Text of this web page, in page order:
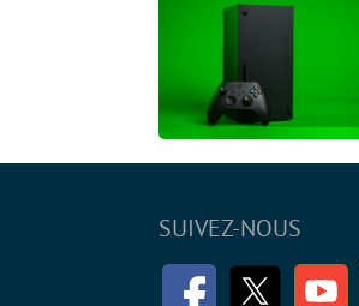
SUIVEZ-NOUS
FacebookTwitter